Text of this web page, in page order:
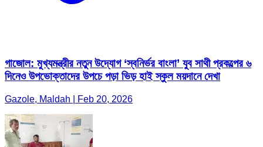
গাজোল: মুখ্যমন্ত্রীর নতুন উদ্যোগ ‘স্বনির্ভর বাংলা’ যুব সাথী প্রকল্পের ৬
দিনেও উপভোক্তাদের উপচে পড়া ভিড় হাই স্কুল ময়দানে দেখা
Gazole, Maldah | Feb 20, 2026